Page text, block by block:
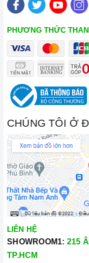
PHƯƠNG THỨC
CHÚNG TÔI Ở
LIÊN HỆ
SHOWROOM1: 215
TP.HCM